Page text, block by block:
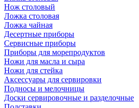
Нож столовый
Ложка столовая
Ложка чайная
Десертные приборы
Сервисные приборы
Приборы для морепродуктов
Ножи для масла и сыра
Ножи для стейка
Аксессуары для сервировки
Подносы и мелочницы
Доски сервировочные и разделочные